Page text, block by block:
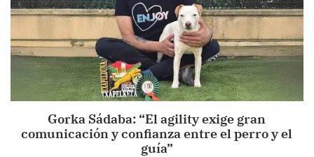
Gorka Sádaba: “El agility exige gran
comunicación y confianza entre el perro y el
guía”